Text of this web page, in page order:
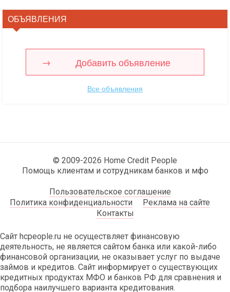
ОБЪЯВЛЕНИЯ
Добавить объявление
Все объявления
© 2009-2026 Home Credit People
Помощь клиентам и сотрудникам банков и мфо
Пользовательское соглашение
Политика конфиденциальности
Реклама на сайте
Контакты
Сайт hcpeople.ru не осуществляет финансовую
деятельность, не является сайтом банка или какой-либо
финансовой организации, не оказывает услуг по выдаче
займов и кредитов. Сайт информирует о существующих
кредитных продуктах МФО и банков РФ для сравнения и
подбора наилучшего варианта кредитования.